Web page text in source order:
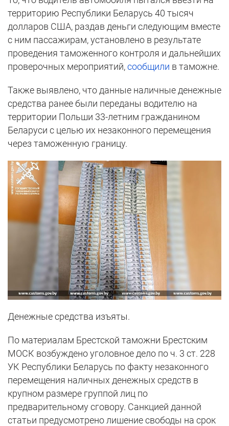
территорию Республики Беларусь 40 тысяч
долларов США, раздав деньги следующим вместе
с ним пассажирам, установлено в результате
проведения таможенного контроля и дальнейших
проверочных мероприятий,сообщили в таможне.
Также выявлено, что данные наличные денежные
средства ранее были переданы водителю на
территории Польши 33-летним гражданином
Беларуси с целью их незаконного перемещения
через таможенную границу.
Денежные средства изъяты.
По материалам Брестской таможни Брестским
МОСК возбуждено уголовное дело по ч. 3 ст. 228
УК Республики Беларусь по факту незаконного
перемещения наличных денежных средств в
крупном размере группой лиц по
предварительному сговору. Санкцией данной
статьи предусмотрено лишение свободы на срок